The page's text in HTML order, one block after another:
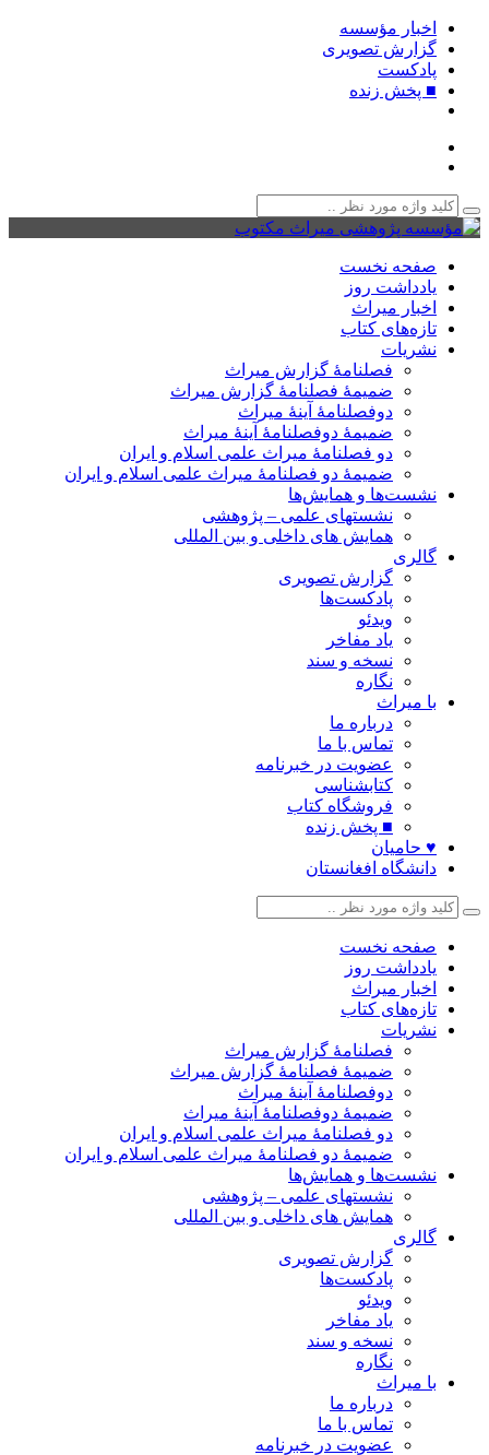
اخبار مؤسسه
گزارش تصویری
پادکست‌
■ پخش زنده
صفحه نخست
یادداشت روز
اخبار میراث
تازه‌های کتاب
نشریات
فصلنامۀ گزارش میراث
ضمیمۀ فصلنامۀ گزارش میراث
دوفصلنامۀ آینۀ میراث
ضمیمۀ دوفصلنامۀ آینۀ میراث
دو فصلنامۀ میراث علمی اسلام و ایران
ضمیمۀ دو فصلنامۀ میراث علمی اسلام و ایران
نشست‌ها و همایش‌ها
نشستهای علمی – پژوهشی
همایش های داخلی و بین المللی
گالری
گزارش تصویری
پادکست‌ها
ویدئو
یاد مفاخر
نسخه و سند
نگاره
با میراث
درباره ما
تماس با ما
عضویت در خبرنامه
کتابشناسی
فروشگاه کتاب
■ پخش زنده
♥ حامیان
دانشگاه افغانستان
صفحه نخست
یادداشت روز
اخبار میراث
تازه‌های کتاب
نشریات
فصلنامۀ گزارش میراث
ضمیمۀ فصلنامۀ گزارش میراث
دوفصلنامۀ آینۀ میراث
ضمیمۀ دوفصلنامۀ آینۀ میراث
دو فصلنامۀ میراث علمی اسلام و ایران
ضمیمۀ دو فصلنامۀ میراث علمی اسلام و ایران
نشست‌ها و همایش‌ها
نشستهای علمی – پژوهشی
همایش های داخلی و بین المللی
گالری
گزارش تصویری
پادکست‌ها
ویدئو
یاد مفاخر
نسخه و سند
نگاره
با میراث
درباره ما
تماس با ما
عضویت در خبرنامه